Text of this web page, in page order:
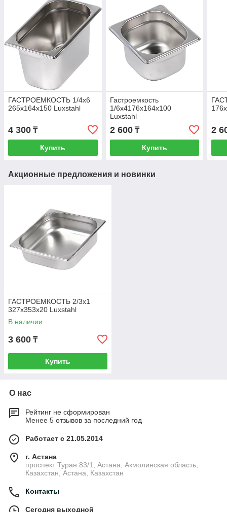
ГАСТРОЕМКОСТЬ 1/4х6
265х164х150 Luxstahl
4 300 ₸
Купить
Гастроемкость
1/6х4176х164х100
Luxstahl
2 600₸
Купить
2
Акционные предложения и новинки
ГАСТРОЕМКОСТЬ 2/3х1
327х353х20 Luxstahl
В наличии
3 600 ₸
Купить
О нас
Рейтинг не сформирован
Менее 5 отзывов за последний год
Работает с 21.05.2014
г. Астана
проспект Туран 83/1, Астана, Акмолинская область,
Казахстан, Астана, Казахстан
Контакты
Сегодня выходной